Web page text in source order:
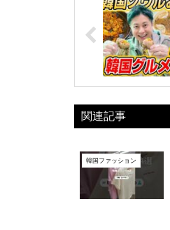
関連記事
韓国ファッション